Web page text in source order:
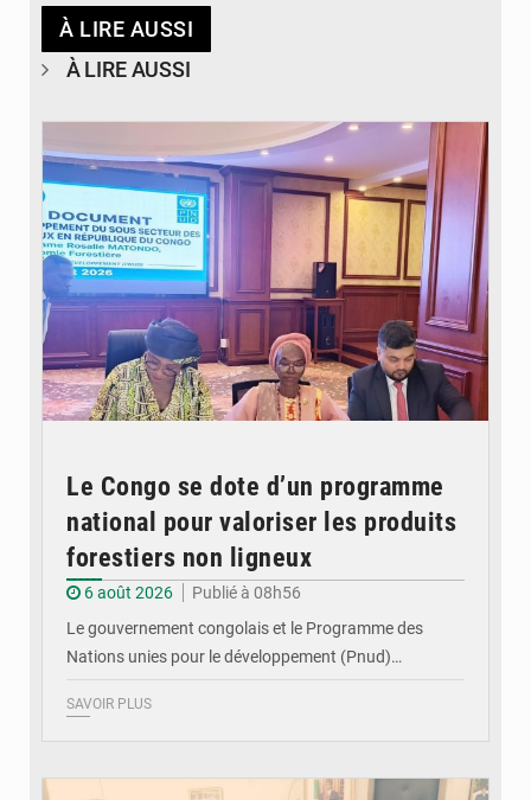
À LIRE AUSSI
À LIRE AUSSI
Le Congo se dote d’un programme
national pour valoriser les produits
forestiers non ligneux
6 août 2026
Publié à 08h56
Le gouvernement congolais et le Programme des
Nations unies pour le développement (Pnud)…
SAVOIR PLUS